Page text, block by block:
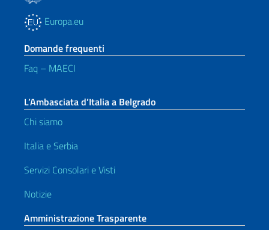
Europa.eu
Domande frequenti
Faq – MAECI
L’Ambasciata d’Italia a Belgrado
Chi siamo
Italia e Serbia
Servizi Consolari e Visti
Notizie
Amministrazione Trasparente